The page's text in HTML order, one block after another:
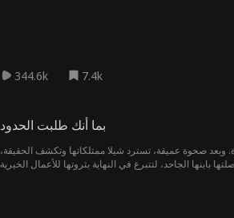
344.6k 7.4k
بما أنك طلبت الحدود
وبعد صحوة عميقة، تسترد شيلا ممتلكاتها وتكشف الحقيقة،